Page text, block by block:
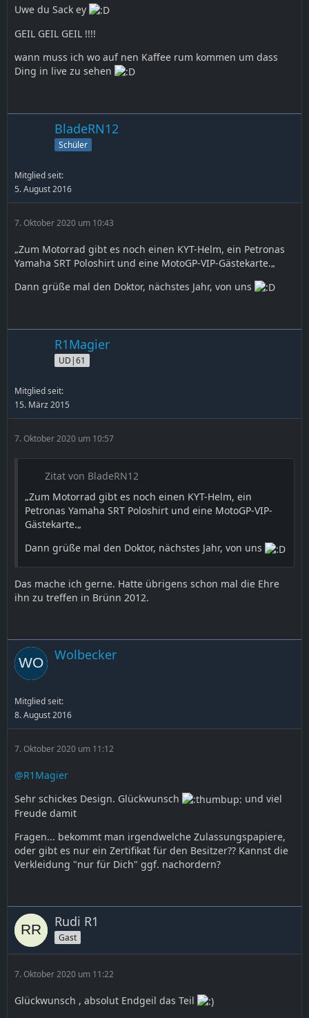
Uwe du Sack ey
GEIL GEIL GEIL !!!!
wann muss ich wo auf nen Kaffee rum kommen um dass
Ding in live zu sehen
BladeRN12
Schüler
Mitglied seit:
5. August 2016
7. Oktober 2020 um 10:43
„Zum Motorrad gibt es noch einen KYT-Helm, ein Petronas
Yamaha SRT Poloshirt und eine MotoGP-VIP-Gästekarte.„
Dann grüße mal den Doktor, nächstes Jahr, von uns
R1Magier
UD|61
Mitglied seit:
15. März 2015
7. Oktober 2020 um 10:57
Zitat von BladeRN12
„Zum Motorrad gibt es noch einen KYT-Helm, ein
Petronas Yamaha SRT Poloshirt und eine MotoGP-VIP-
Gästekarte.„
Dann grüße mal den Doktor, nächstes Jahr, von uns
Das mache ich gerne. Hatte übrigens schon mal die Ehre
ihn zu treffen in Brünn 2012.
Wolbecker
Mitglied seit:
8. August 2016
7. Oktober 2020 um 11:12
@R1Magier
Sehr schickes Design. Glückwunsch
und viel
Freude damit
Fragen... bekommt man irgendwelche Zulassungspapiere,
oder gibt es nur ein Zertifikat für den Besitzer?? Kannst die
Verkleidung "nur für Dich" ggf. nachordern?
Rudi R1
Gast
7. Oktober 2020 um 11:22
Glückwunsch , absolut Endgeil das Teil